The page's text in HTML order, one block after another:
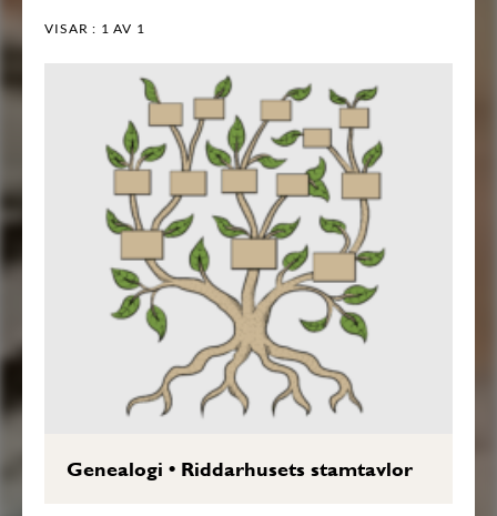
VISAR : 1 AV 1
Genealogi • Riddarhusets stamtavlor